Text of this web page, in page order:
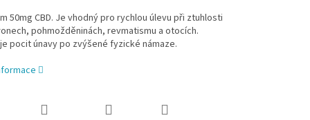
50mg CBD. Je vhodný pro rychlou úlevu při ztuhlosti
pohmožděninách, revmatismu a otocích.
pocit únavy po zvýšené fyzické námaze.